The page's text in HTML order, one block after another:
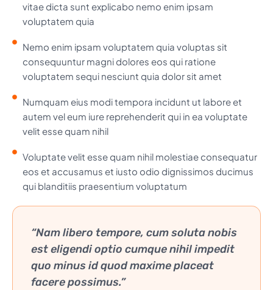
vitae dicta sunt explicabo nemo enim ipsam
voluptatem quia
Nemo enim ipsam voluptatem quia voluptas sit
consequuntur magni dolores eos qui ratione
voluptatem sequi nesciunt quia dolor sit amet
Numquam eius modi tempora incidunt ut labore et
autem vel eum iure reprehenderit qui in ea voluptate
velit esse quam nihil
Voluptate velit esse quam nihil molestiae consequatur
eos et accusamus et iusto odio dignissimos ducimus
qui blanditiis praesentium voluptatum
“Nam libero tempore, cum soluta nobis
est eligendi optio cumque nihil impedit
quo minus id quod maxime placeat
facere possimus.”